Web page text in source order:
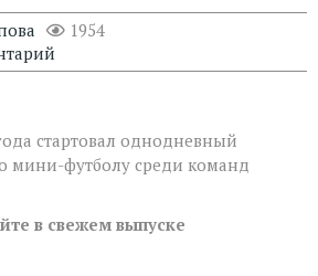
1954
стартовал однодневный
мини-футболу среди команд
в свежем выпуске